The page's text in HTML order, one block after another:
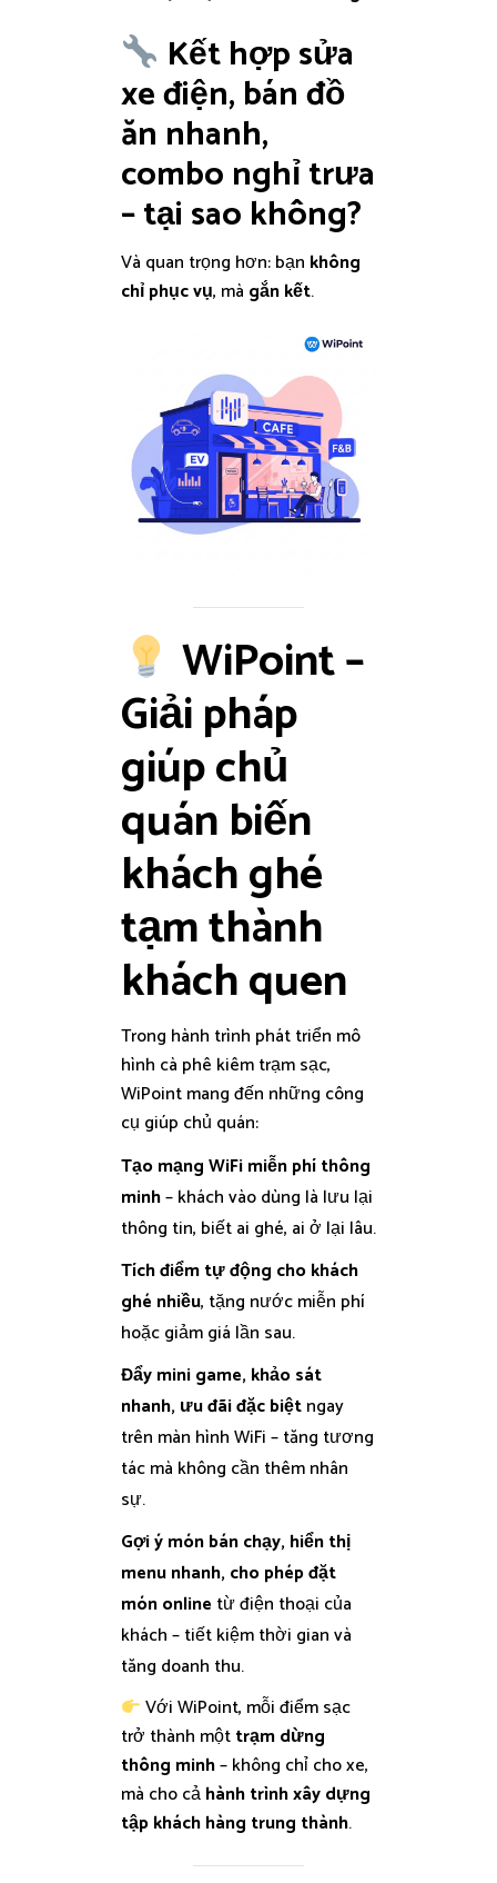
Kết hợp sửa
xe điện, bán đồ
ăn nhanh,
combo nghỉ trưa
– tại sao không?
Và quan trọng hơn: bạn không
chỉ phục vụ, mà gắn kết.
WiPoint –
Giải pháp
giúp chủ
quánbiến
khách ghé
tạm thành
khách quen
Trong hành trình phát triển mô
hình cà phê kiêm trạm sạc,
WiPoint mang đến những công
cụ giúp chủ quán:
Tạo mạng WiFi miễn phí thông
minh– khách vào dùng là lưu lại
thông tin, biết ai ghé, ai ở lại lâu.
Tích điểm tự động cho khách
ghé nhiều, tặng nước miễn phí
hoặc giảm giá lần sau.
Đẩy mini game, khảo sát
nhanh, ưu đãi đặc biệtngay
trên màn hình WiFi – tăng tương
tác mà không cần thêm nhân
sự.
Gợi ý món bán chạy, hiển thị
menu nhanh, cho phép đặt
món online từ điện thoại của
khách – tiết kiệm thời gian và
tăng doanh thu.
Với WiPoint, mỗi điểm sạc
trở thành mộttrạm dừng
thông minh– không chỉ cho xe,
mà cho cảhành trình xây dựng
tập khách hàng trung thành.